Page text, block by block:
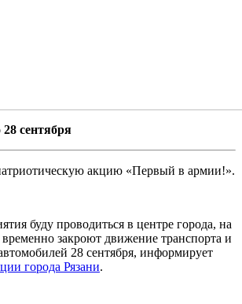
сентября
акцию «Первый в армии!».
буду проводиться в центре города, на
временно закроют движение транспорта и
28 сентября, информирует
города Рязани.